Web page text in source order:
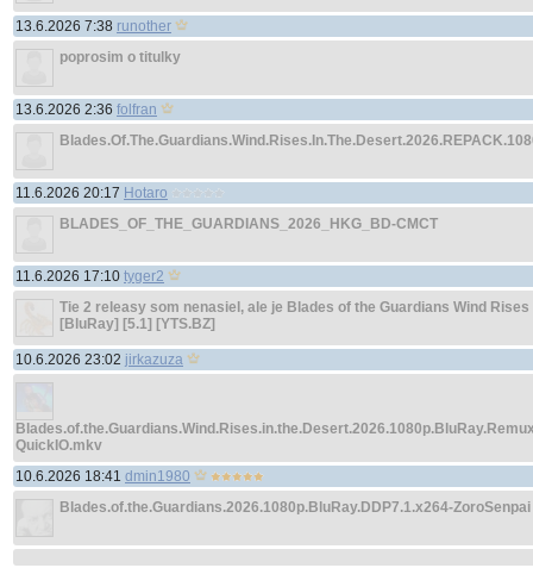
13.6.2026 7:38 runother
poprosim o titulky
13.6.2026 2:36 folfran
11.6.2026 20:17 Hotaro
BLADES_OF_THE_GUARDIANS_2026_HKG_BD-CMCT
11.6.2026 17:10 tyger2
Tie 2 releasy som nenasiel, ale je Blades of the Guardians Wind
[BluRay] [5.1] [YTS.BZ]
10.6.2026 23:02 jirkazuza
QuickIO.mkv
10.6.2026 18:41 dmin1980
Blades.of.the.Guardians.2026.1080p.BluRay.DDP7.1.x264-ZoroSenpai